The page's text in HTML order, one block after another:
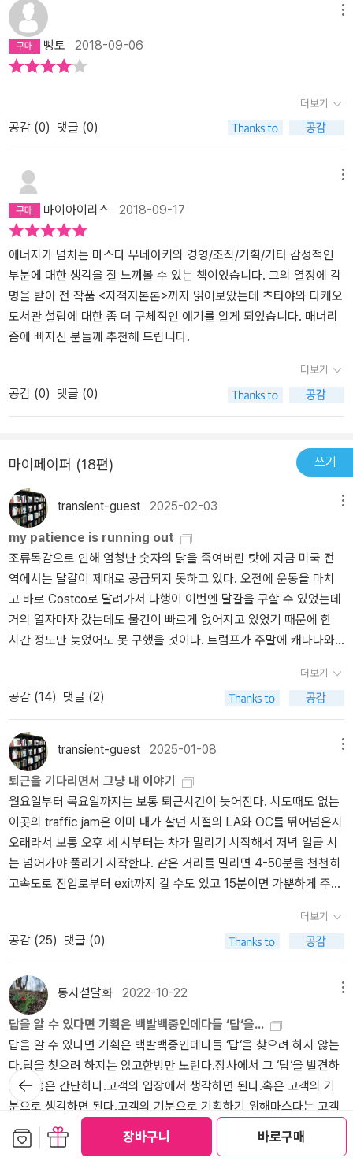
장바구니 바로구매
인정받는 회사인 것 같아요.블로그 글을 엮은거라 1인칭 시점으로 혼
자 끄적이는 글도 있고, 과거를 회상하는 글들도 있는데, 책의 규격?
틀에 조금 벗어난거 같았어요 ㅋ 본인을 마스다씨라고 칭하길래 소설
인가... 제 3인칭시점인가 ㅋㅋㅋ 한참 생각하며 읽었답니다. 책에 실
요. 큰 그림, 비전 가치를 공유하는 채널로 블로그를 이용했습니
다. 특히 프리미어 에이지, 노년층을 타겟으로 한 기획은 정말 신박하
게 읽었습니다. 인스타그램이며 페이스북이며 낯선 SNS하는 청년층
타겟이 아니라 진심의 고객중심, 지갑을 열게하는 힘 ㅋ 100세시대에
지속가능한 기획/마케팅이라고 생각해요.땅 위에 랜드마크가 되는
건 특별한 건축물도, 미술품도 아닌 고객중심의 편안한 공간, 그 곳에
가면 이벤트가 있고 북적북적한 공간 이라는 이미지를 심어준 것 같
아요. <츠타야>만의 브랜드가 되어버렸죠. 저자의 지적자본론에 대
해서도 읽어보면 좋을거같아요 -:) 책 속의 책으로 또 줄줄이 구매하
게 생겼네요;
빵토 2018-09-06
더보기
공감 (0) 댓글 (0)
마이아이리스 2018-09-17
에너지가 넘치는 마스다 무네아키의 경영/조직/기획/기타 감성적인
부분에 대한 생각을 잘 느껴볼 수 있는 책이었습니다. 그의 열정에 감
명을 받아 전 작품 <지적자본론>까지 읽어보았는데 츠타야와 다케오
도서관 설립에 대한 좀 더 구체적인 얘기를 알게 되었습니다. 매너리
즘에 빠지신 분들께 추천해 드립니다.
더보기
공감 (0) 댓글 (0)
마이페이퍼 (18편) 쓰기
transient-guest 2025-02-03
my patience is running out
조류독감으로 인해 엄청난 숫자의 닭을 죽여버린 탓에 지금 미국 전
역에서는 달걀이 제대로 공급되지 못하고 있다. 오전에 운동을 마치
고 바로 Costco로 달려가서 다행이 이번엔 달걀을 구할 수 있었는데
거의 열자마자 갔는데도 물건이 빠르게 없어지고 있었기 때문에 한
시간 정도만 늦었어도 못 구했을 것이다. 트럼프가 주말에 캐나다와
수출품에 대해 같은 수준의 관세보복을 선었했다. 보수지 월스트르트
저널에서조차 역사상 가장 멍청한 trade war이란 표현으로 수위 높
게 비판했으니 트럼프의 보복성 발광에 모두 몸을 사리는 와중에도
도저히 커버해줄 수 없는 미친 짓이 맞다는 것이다. 불체자를 전국적
으로 체포해서 송환한다는 요란한 생쑈를 벌이는 가운데 단속과 추방
공포로 거의 모든 3D 업종에서 절대적인 다수를 차지하는 중남미계
불체자들이 일을 하지 않고 있다고 한다. 당장 건설도 농업도 서비서
업도 모두 멈춘 상태라고 봐도 과언이 아닌데 덕분에 조만간 과일값
도 오를 것이고 이런 저런 물품을 구할 수 없거나 값이 많이 오를 것
같아서 오렌지를 두 패키지나 사왔다. 트럼프가 싸지르는 똥은 고스
란히 우리들에게 큰 피해로 다가올 것인데 그를 지지하는 다수가 특
정으로 견뎌낼 것이다. 한국이나 미국이나 소위 보수정권이 등장해서
온갖 이상한 시대역행적인 정책으로 나라를 어렵게 만들면 다시 진보
정권이 돌아와서 이걸 고치느라 시간을 써야 하고 그 와중에 불만이
쌓인 중도층은 또다시 보수정권을 데려오는 짓이 되풀이 되고 있다.
그런 과정을 거치면서 나라는 조금씩 나빠지는 것이 아닌가 하는 생
각이 든다. 어쩌면 트럼프 2기는 이렇게 초기에 힘을 확 빼고 금방 la
me duck으로 넘어갈 수도 있겠다. 비선실세드링 판을 치는 트럼프
2.0은 기실 다음 번이 없는 관계로 뭘 해도 그만이고 트럼프의 머릿속
에는 온통 뭔가 그럴 듯한 걸 남기는 것 밖에 없다고들 하던데. 이 fel
on in chief의 정권 2기는 그래서 조루증상이 심각하여 2년 후 총선
을 개판으로 치루기를 바랄 뿐이다. 경합주에서 간신히 이겨서 상하
더보기
공감 (14) 댓글 (2)
transient-guest 2025-01-08
퇴근을 기다리면서 그냥 내 이야기
월요일부터 목요일까지는 보통 퇴근시간이 늦어진다. 시도때도 없는
이곳의 traffic jam은 이미 내가 살던 시절의 LA와 OC를 뛰어넘은지
오래라서 보통 오후 세 시부터는 차가 밀리기 시작해서 저녁 일곱 시
는 넘어가야 풀리기 시작한다. 같은 거리를 밀리면 4-50분을 천천히
고속도로 진입로부터 exit까지 갈 수도 있고 15분이면 가뿐하게 주파
에서는 큰 차이가 없다. 금요일은 종종 사정이 더 나은 편이지만 이때
는 또 주말이라서 일찍 어디론가 떠나는 사람들이 많아서인지 그 나
름대로의 러시아워가 심해서 2021년에 사무실근처에서 좀더 떨어진
곳으로 이사를 간 후에는 늘 이걸 반복하고 있다. 사무실 lease가 끝
나는 2026년 중반까지는 계속 이 짓을 해야하는데 그나마 그것도 사
무실을 사는 곳 근처로 좋은 값에 옮길 수 있다는 전제가 따른다. 나이
를 먹어감에 따라, 걱정거리가 늘어감에 따라 책에 온전히 집중하는
것이 점점 더 어려워지는 느낌이다. 예전엔 일이 없는 시기엔 줄창 책
을 읽거나 운동을 했고 실제로 그렇게 코로나로 인해 사실상 개점휴
업상태였던 2020년을 버텼었다. 요즘은 힘도 빠지고 해서 당시의 루
틴을 재현하지 못하고 있다. 당시 새벽에 일어나서 5-6마일을 걷고
출근해서 일을 조금 하거나 책을 보다가 오후에는 덤벨 몇 개와 바벨
더보기
공감 (25) 댓글 (0)
동지섣달화 2022-10-22
답을 알 수 있다면 기획은 백발백중인데다들 ‘답‘을...
답을 알 수 있다면 기획은 백발백중인데다들 ‘답‘을 찾으려 하지 않는
다.답을 찾으려 하지는 않고한방만 노린다.장사에서 그 ‘답‘을 발견하
는 방법은 간단하다.고객의 입장에서 생각하면 된다.혹은 고객의 기
분으로 생각하면 된다.고객의 기분으로 기획하기 위해마스다는 고객
의 기분으로 몇 번이고 매장을 바라본다.같은 매장이라도 아침의 기
분, 점심의 기분, 저녁의 기분으로.- P21결국, 불가능한 일에 도전
더보기
뒤로가
기